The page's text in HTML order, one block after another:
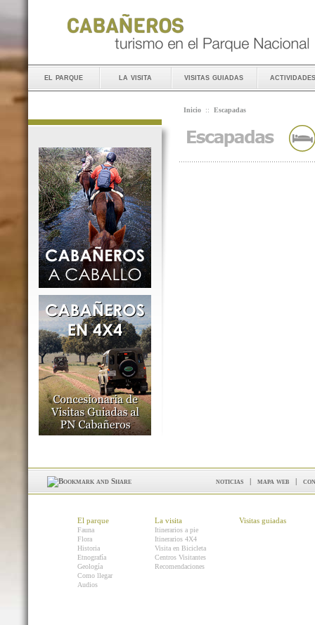
el parque la visita visitas guiadas actividades
Inicio :: Escapadas
noticias | mapa web |
El parque
Fauna
Flora
Historia
Etnografía
Geología
Como llegar
Audios
La visita
Itinerarios a pie
Itinerarios 4X4
Visita en Bicicleta
Centros Visitantes
Recomendaciones
Visitas guiadas